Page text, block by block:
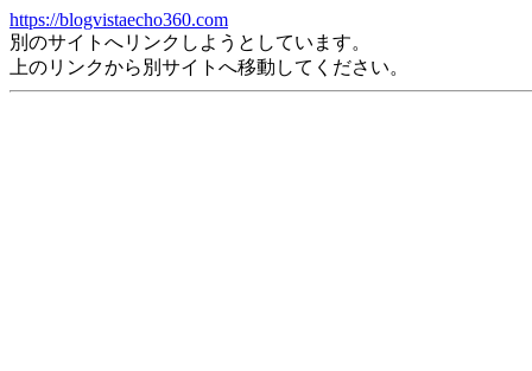
https://blogvistaecho360.com
別のサイトへリンクしようとしています。
上のリンクから別サイトへ移動してください。